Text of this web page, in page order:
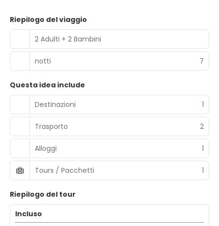
Riepilogo del viaggio
2 Adulti + 2 Bambini
notti 7
Questa idea include
Destinazioni
1
Trasporto 2
Alloggi 1
Tours / Pacchetti 1
Riepilogo del tour
Incluso